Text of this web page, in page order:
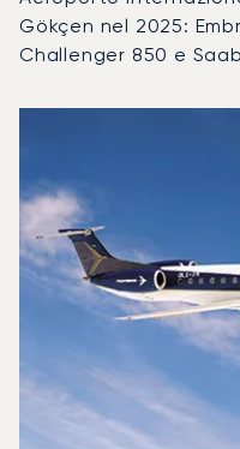
Gökçen nel 2025:
Challenger 850 e
Autonomia (NM)